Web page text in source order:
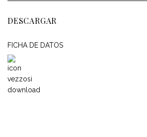
DESCARGAR
FICHA DE DATOS